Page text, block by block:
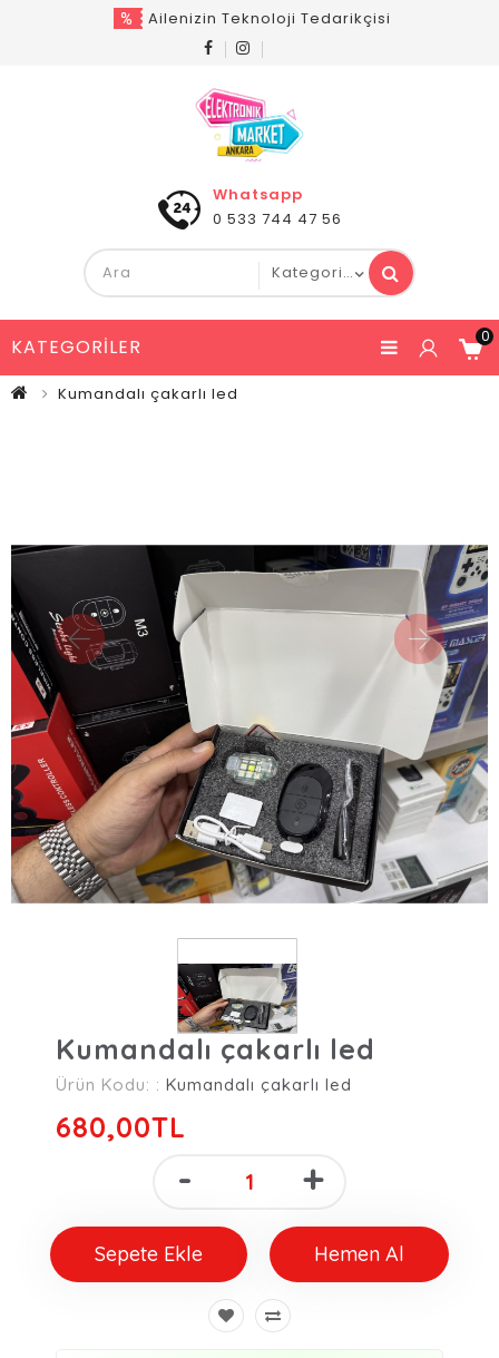
Ailenizin Teknoloji Tedarikçisi
Whatsapp
0 533 744 47 56
KATEGORILER 0
Kumandalı çakarlı led
Kumandalı çakarlı led
Ürün Kodu: : Kumandalı çakarlı led
680,00TL
- +
Sepete Ekle Hemen Al